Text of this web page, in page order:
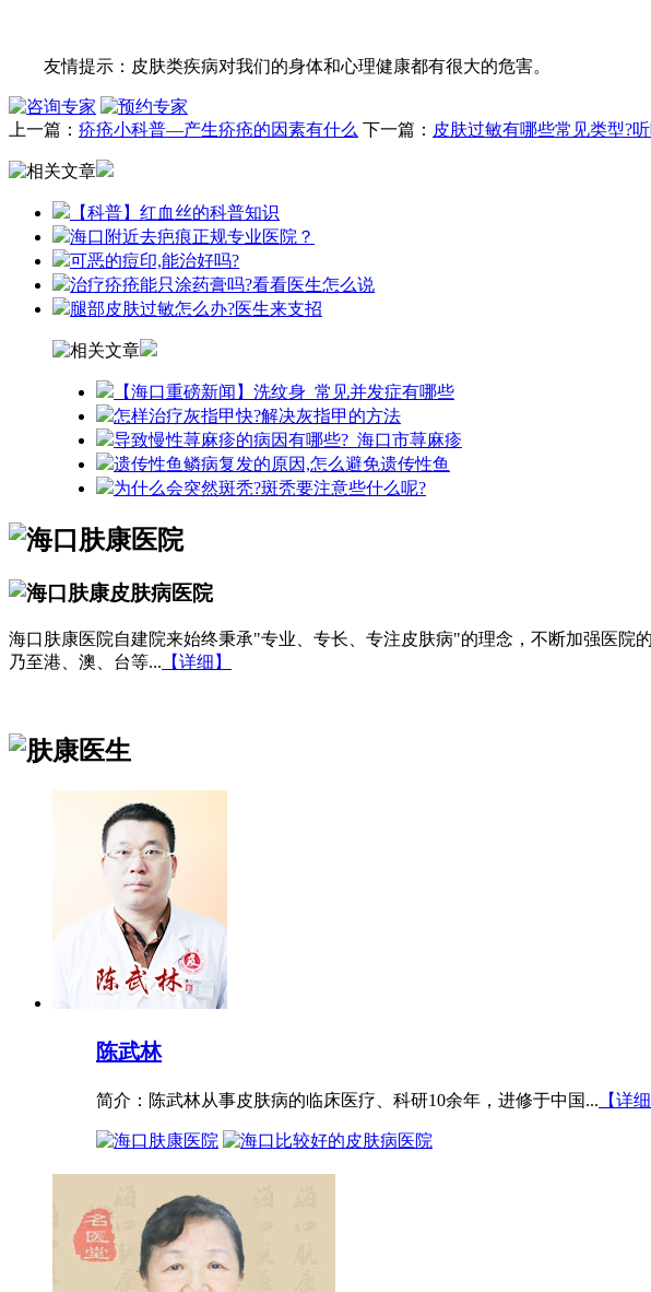
友情提示：皮肤类疾病对我们的身体和心理健康都有很大的危害。
上一篇： 疥疮小科普—产生疥疮的因素有什么 下一篇： 皮肤过敏有哪些常见类型?
【科普】红血丝的科普知识
海口附近去疤痕正规专业医院？
可恶的痘印,能治好吗?
治疗疥疮能只涂药膏吗?看看医生怎么说
腿部皮肤过敏怎么办?医生来支招
【海口重磅新闻】洗纹身_常见并发症有哪些
怎样治疗灰指甲快?解决灰指甲的方法
导致慢性荨麻疹的病因有哪些?_海口市荨麻疹
遗传性鱼鳞病复发的原因,怎么避免遗传性鱼
为什么会突然斑秃?斑秃要注意些什么呢?
海口肤康医院自建院来始终秉承"专业、专长、专注皮肤病"的理念，不断加强医
乃至港、澳、台等... 【详细】
陈武林
简介：陈武林从事皮肤病的临床医疗、科研10余年，进修于中国... 【详细